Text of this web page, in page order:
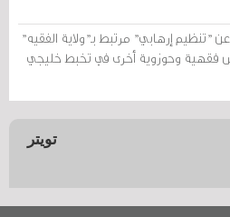
"تنظيم إرهابي" مرتبط بـ"ولاية الفقيه"
فقهية وحوزوية أخرى في تخبط خليجي
تويتر